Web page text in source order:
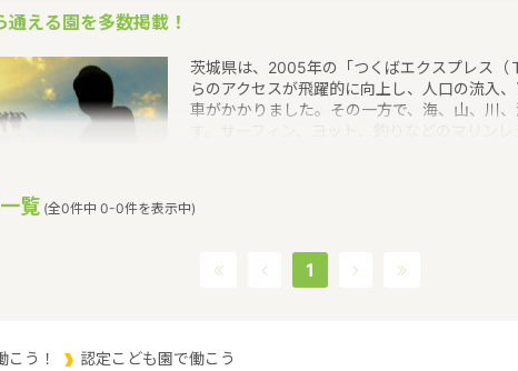
通える園を多数掲載！
茨城県は、2005年の「つくばエクスプレス（
らのアクセスが飛躍的に向上し、人口の流入
車がかかりました。その一方で、海、山、川
補助者雇上費貸付事業というような保育に関す
育所や保育施設が849施設あり、保育士求人倍
（2017年10月現在）茨城県の市町村は44。茨
覧 (全0件中 0-0件を表示中)
1
こう！ 認定こども園で働こう